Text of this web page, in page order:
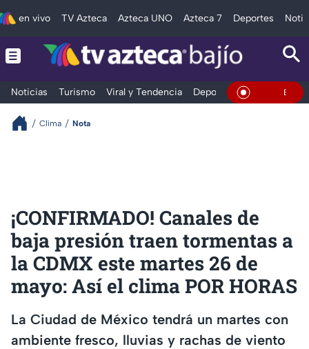
en vivo TV Azteca Azteca UNO Azteca 7 Deportes
Noticias Turismo Viral y Tendencia Deportes Espectáculos
En Vivo
Clima Nota
¡CONFIRMADO! Canales de
baja presión traen tormentas a
la CDMX este martes 26 de
mayo: Así el clima POR HORAS
La Ciudad de México tendrá un martes con
ambiente fresco, lluvias y rachas de viento